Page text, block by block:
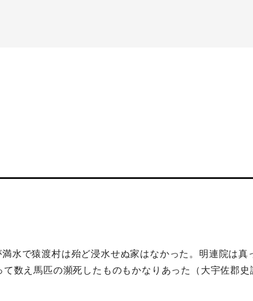
水で猿渡村は殆ど浸水せぬ家はなかった。明連院は
数え馬匹の瀕死したものもかなりあった（大宇佐郡史